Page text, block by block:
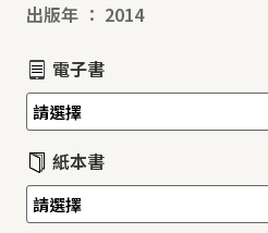
出版年 ： 2014
電子書
紙本書